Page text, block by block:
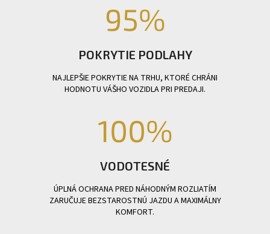
95%
POKRYTIE PODLAHY
NAJLEPŠIE POKRYTIE NA TRHU, KTORÉ CHRÁNI
HODNOTU VÁŠHO VOZIDLA PRI PREDAJI.
100%
VODOTESNÉ
ÚPLNÁ OCHRANA PRED NÁHODNÝM ROZLIATÍM
ZARUČUJE BEZSTAROSTNÚ JAZDU A MAXIMÁLNY
KOMFORT.